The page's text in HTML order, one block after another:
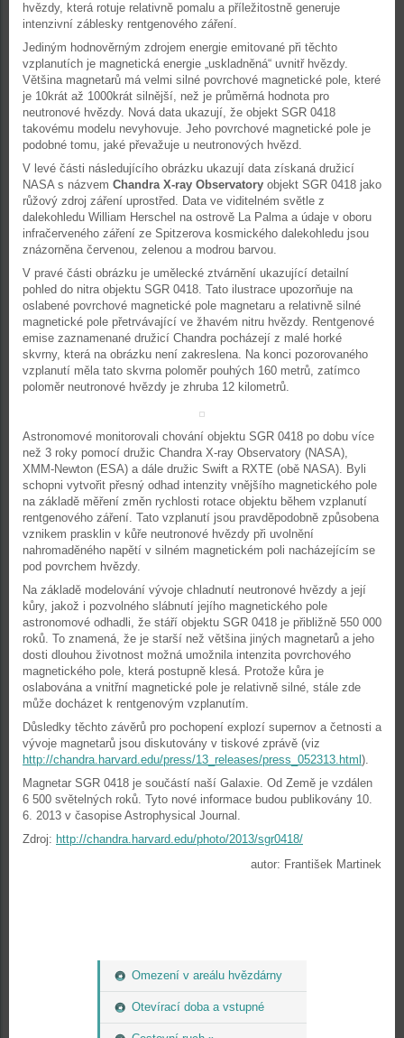
Omezení v areálu hvězdárny
Otevírací doba a vstupné
hvězdy, která rotuje relativně pomalu a příležitostně generuje
intenzivní záblesky rentgenového záření.
Jediným hodnověrným zdrojem energie emitované při těchto
vzplanutích je magnetická energie „uskladněná“ uvnitř hvězdy.
Většina magnetarů má velmi silné povrchové magnetické pole, které
je 10krát až 1000krát silnější, než je průměrná hodnota pro
neutronové hvězdy. Nová data ukazují, že objekt SGR 0418
takovému modelu nevyhovuje. Jeho povrchové magnetické pole je
podobné tomu, jaké převažuje u neutronových hvězd.
V levé části následujícího obrázku ukazují data získaná družicí
NASA s názvem Chandra X-ray Observatory objekt SGR 0418 jako
růžový zdroj záření uprostřed. Data ve viditelném světle z
dalekohledu William Herschel na ostrově La Palma a údaje v oboru
infračerveného záření ze Spitzerova kosmického dalekohledu jsou
znázorněna červenou, zelenou a modrou barvou.
V pravé části obrázku je umělecké ztvárnění ukazující detailní
pohled do nitra objektu SGR 0418. Tato ilustrace upozorňuje na
oslabené povrchové magnetické pole magnetaru a relativně silné
magnetické pole přetrvávající ve žhavém nitru hvězdy. Rentgenové
emise zaznamenané družicí Chandra pocházejí z malé horké
skvrny, která na obrázku není zakreslena. Na konci pozorovaného
vzplanutí měla tato skvrna poloměr pouhých 160 metrů, zatímco
poloměr neutronové hvězdy je zhruba 12 kilometrů.
Astronomové monitorovali chování objektu SGR 0418 po dobu více
než 3 roky pomocí družic Chandra X-ray Observatory (NASA),
XMM-Newton (ESA) a dále družic Swift a RXTE (obě NASA). Byli
schopni vytvořit přesný odhad intenzity vnějšího magnetického pole
na základě měření změn rychlosti rotace objektu během vzplanutí
rentgenového záření. Tato vzplanutí jsou pravděpodobně způsobena
vznikem prasklin v kůře neutronové hvězdy při uvolnění
nahromaděného napětí v silném magnetickém poli nacházejícím se
pod povrchem hvězdy.
Na základě modelování vývoje chladnutí neutronové hvězdy a její
kůry, jakož i pozvolného slábnutí jejího magnetického pole
astronomové odhadli, že stáří objektu SGR 0418 je přibližně 550 000
roků. To znamená, že je starší než většina jiných magnetarů a jeho
dosti dlouhou životnost možná umožnila intenzita povrchového
magnetického pole, která postupně klesá. Protože kůra je
oslabována a vnitřní magnetické pole je relativně silné, stále zde
může docházet k rentgenovým vzplanutím.
Důsledky těchto závěrů pro pochopení explozí supernov a četnosti a
vývoje magnetarů jsou diskutovány v tiskové zprávě (viz
http://chandra.harvard.edu/press/13_releases/press_052313.html ).
Magnetar SGR 0418 je součástí naší Galaxie. Od Země je vzdálen
6 500 světelných roků. Tyto nové informace budou publikovány 10.
6. 2013 v časopise Astrophysical Journal.
Zdroj: http://chandra.harvard.edu/photo/2013/sgr0418/
autor: František Martinek